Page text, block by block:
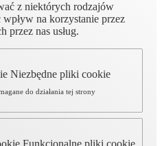
z niektórych rodzajów
na korzystanie przez
przez nas usług.
Niezbędne pliki cookie
do działania tej strony
Funkcjonalne pliki cookie